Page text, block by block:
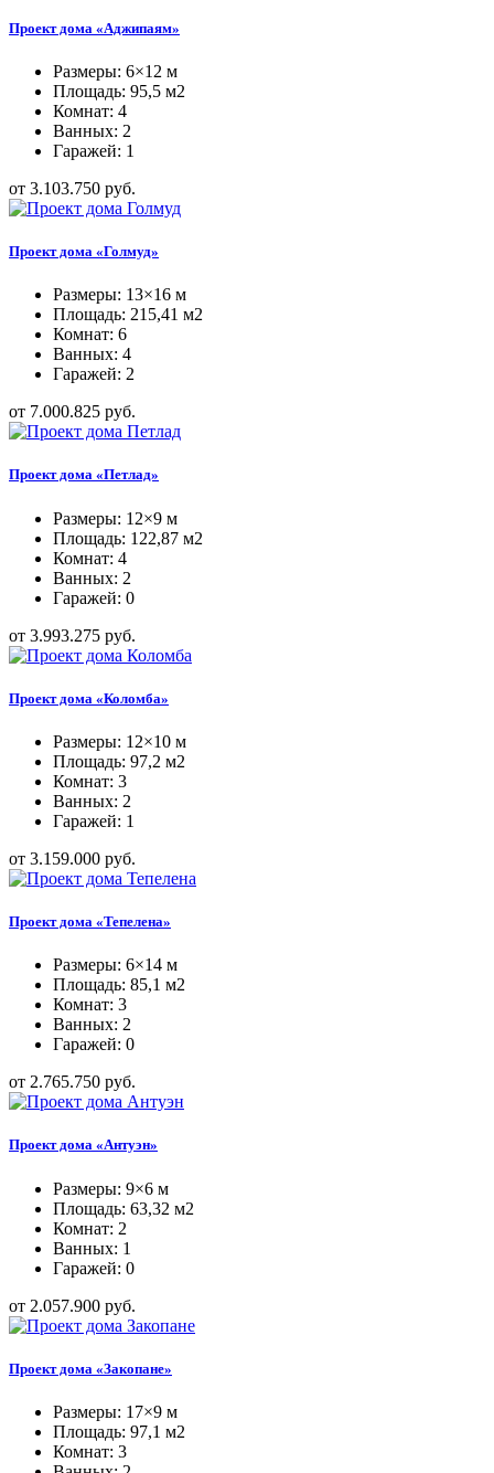
Проект дома «Аджипаям»
Размеры: 6×12 м
Площадь: 95,5 м2
Комнат: 4
Ванных: 2
Гаражей: 1
от 3.103.750 руб.
Проект дома «Голмуд»
Размеры: 13×16 м
Площадь: 215,41 м2
Комнат: 6
Ванных: 4
Гаражей: 2
от 7.000.825 руб.
Проект дома «Петлад»
Размеры: 12×9 м
Площадь: 122,87 м2
Комнат: 4
Ванных: 2
Гаражей: 0
от 3.993.275 руб.
Проект дома «Коломба»
Размеры: 12×10 м
Площадь: 97,2 м2
Комнат: 3
Ванных: 2
Гаражей: 1
от 3.159.000 руб.
Проект дома «Тепелена»
Размеры: 6×14 м
Площадь: 85,1 м2
Комнат: 3
Ванных: 2
Гаражей: 0
от 2.765.750 руб.
Проект дома «Антуэн»
Размеры: 9×6 м
Площадь: 63,32 м2
Комнат: 2
Ванных: 1
Гаражей: 0
от 2.057.900 руб.
Проект дома «Закопане»
Размеры: 17×9 м
Площадь: 97,1 м2
Комнат: 3